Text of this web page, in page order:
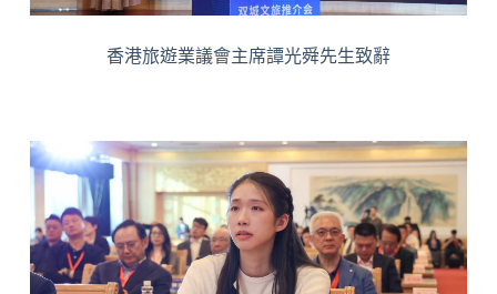
香港旅遊業議會主席譚光舜先生致辭